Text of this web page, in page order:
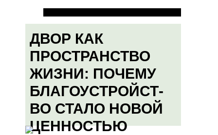
ДВОР КАК
ПРОСТРАНСТВО
ЖИЗНИ: ПОЧЕМУ
БЛАГОУСТРОЙСТ-
ВО СТАЛО НОВОЙ
ЦЕННОСТЬЮ